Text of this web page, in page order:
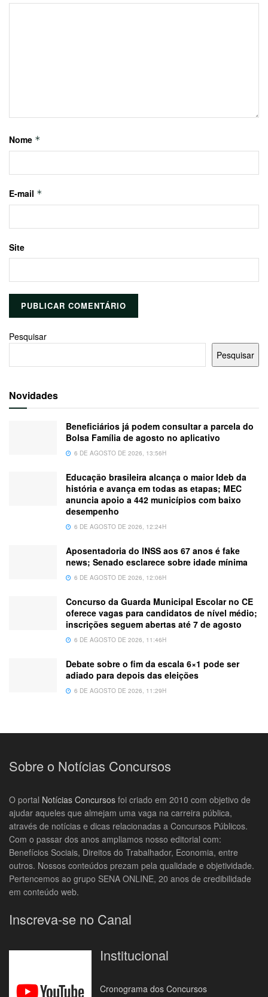
Nome *
E-mail *
Site
Pesquisar
Pesquisar
Novidades
Beneficiários já podem consultar a parcela do
Bolsa Família de agosto no aplicativo
6 DE AGOSTO DE 2026, 13:56H
Educação brasileira alcança o maior Ideb da
história e avança em todas as etapas; MEC
anuncia apoio a 442 municípios com baixo
desempenho
6 DE AGOSTO DE 2026, 12:24H
Aposentadoria do INSS aos 67 anos é fake
news; Senado esclarece sobre idade mínima
6 DE AGOSTO DE 2026, 12:06H
Concurso da Guarda Municipal Escolar no CE
oferece vagas para candidatos de nível médio;
inscrições seguem abertas até 7 de agosto
6 DE AGOSTO DE 2026, 11:46H
Debate sobre o fim da escala 6×1 pode ser
adiado para depois das eleições
6 DE AGOSTO DE 2026, 11:29H
Sobre o Notícias Concursos
O portal Notícias Concursos foi criado em 2010 com objetivo de
ajudar aqueles que almejam uma vaga na carreira pública,
através de notícias e dicas relacionadas a Concursos Públicos.
Com o passar dos anos ampliamos nosso editorial com:
Benefícios Sociais, Direitos do Trabalhador, Economia, entre
outros. Nossos conteúdos prezam pela qualidade e objetividade.
Pertencemos ao grupo SENA ONLINE, 20 anos de credibilidade
em conteúdo web.
Inscreva-se no Canal
Institucional
Cronograma dos Concursos